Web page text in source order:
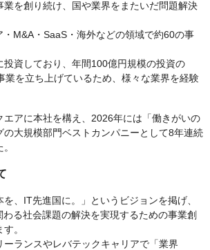
業を創り続け、国や業界をまたいだ問題解決
M&A・SaaS・海外などの領域で約60の事
投資しており、年間100億円規模の投資の
業を立ち上げているため、様々な業界を経験
エアに本社を構え、2026年には「働きがいの
の大規模部門ベストカンパニーとして8年連続
、IT先進国に。」というビジョンを掲げ、
る社会課題の解決を実現するための事業創
。
ランスやレバテックキャリアで「業界